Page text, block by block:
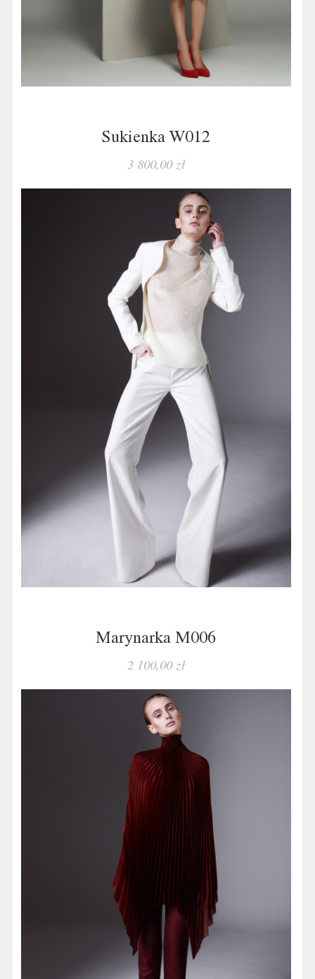
Sukienka W012
3 800,00 zł
Marynarka M006
2 100,00 zł